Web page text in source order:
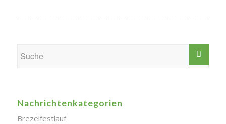
Nachrichtenkategorien
Brezelfestlauf